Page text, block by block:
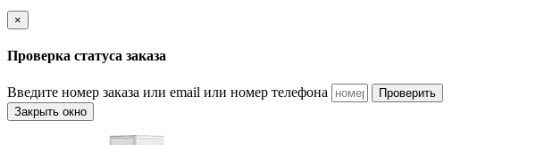
×
Проверка статуса заказа
Введите номер заказа или email или номер телефона
Проверить
Закрыть окно